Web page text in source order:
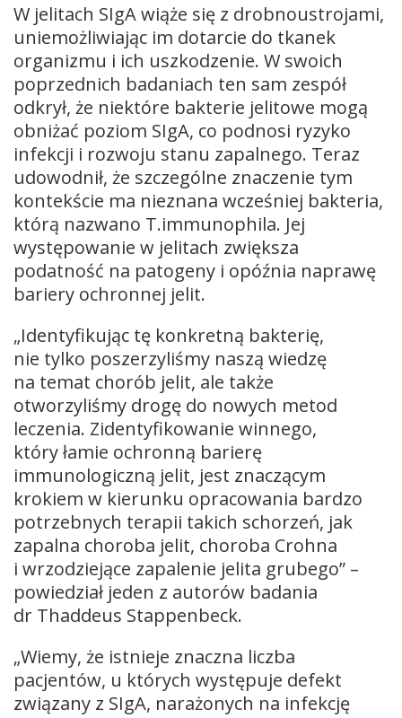
W jelitach SIgA wiąże się z drobnoustrojami,
uniemożliwiając im dotarcie do tkanek
organizmu i ich uszkodzenie. W swoich
poprzednich badaniach ten sam zespół
odkrył, że niektóre bakterie jelitowe mogą
obniżać poziom SIgA, co podnosi ryzyko
infekcji i rozwoju stanu zapalnego. Teraz
udowodnił, że szczególne znaczenie tym
kontekście ma nieznana wcześniej bakteria,
którą nazwano T.immunophila. Jej
występowanie w jelitach zwiększa
podatność na patogeny i opóźnia naprawę
bariery ochronnej jelit.
„Identyfikując tę konkretną bakterię,
nie tylko poszerzyliśmy naszą wiedzę
na temat chorób jelit, ale także
otworzyliśmy drogę do nowych metod
leczenia. Zidentyfikowanie winnego,
który łamie ochronną barierę
immunologiczną jelit, jest znaczącym
krokiem w kierunku opracowania bardzo
potrzebnych terapii takich schorzeń, jak
zapalna choroba jelit, choroba Crohna
i wrzodziejące zapalenie jelita grubego” –
powiedział jeden z autorów badania
dr Thaddeus Stappenbeck.
„Wiemy, że istnieje znaczna liczba
pacjentów, u których występuje defekt
związany z SIgA, narażonych na infekcję